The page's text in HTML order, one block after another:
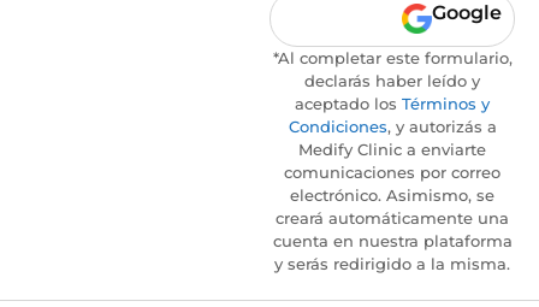
Google
*Al completar este formulario,
declarás haber leído y
aceptado los Términos y
Condiciones, y autorizás a
Medify Clinic a enviarte
comunicaciones por correo
electrónico. Asimismo, se
creará automáticamente una
cuenta en nuestra plataforma
y serás redirigido a la misma.